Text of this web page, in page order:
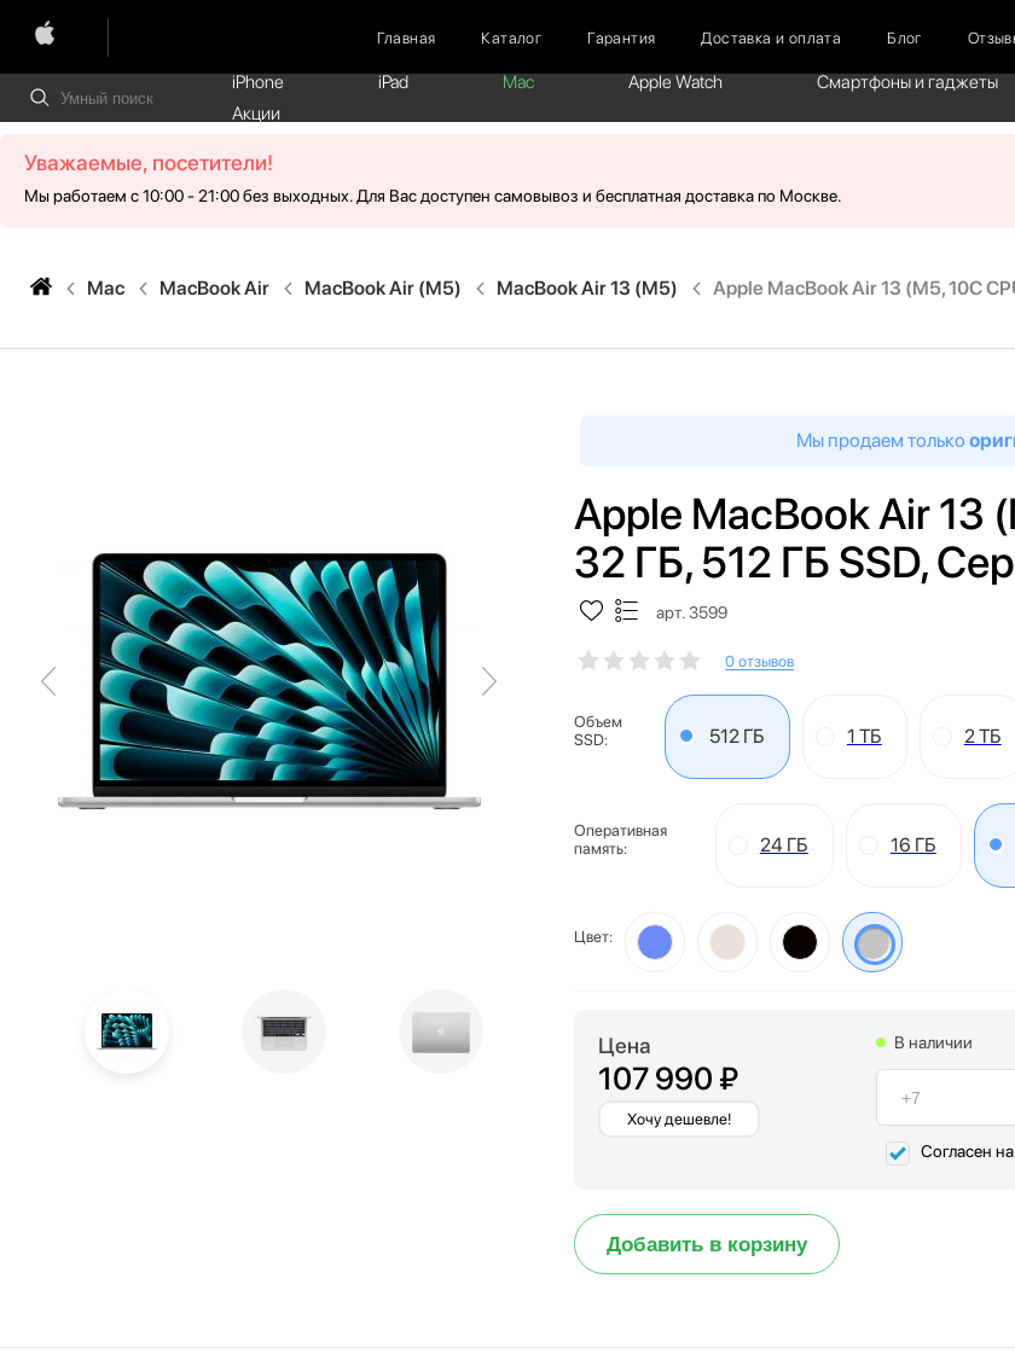
Главная Каталог Гарантия Доставка и оплата Блог
iPhone iPad Mac Apple Watch Смартфоны и гаджеты
Акции
Уважаемые, посетители!
Мы работаем с 10:00 - 21:00 без выходных. Для Вас доступен самовывоз и бесплатная доставка по Москве.
Mac MacBook Air MacBook Air (M5) MacBook Air 13 (M5) Apple MacBook Air 13 (M5, 10C
Мы продаем только
Apple MacBook Air 13
32 ГБ, 512 ГБ SSD,
арт. 3599
0 отзывов
Объем
SSD:
512 ГБ 1 ТБ 2 ТБ
Оперативная
память:
24 ГБ 16 ГБ
Цвет:
Цена
107 990 ₽
Хочу дешевле!
В наличии
Согласен
Добавить в корзину